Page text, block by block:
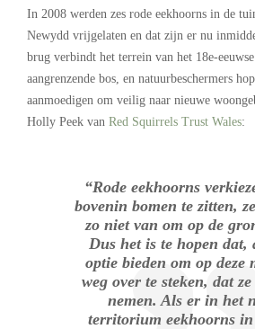
In 2008 werden zes rode eekhoorns in de
Newydd vrijgelaten en dat zijn er nu
brug verbindt het terrein van het 18e-
aangrenzende bos, en natuurbeschermers
aanmoedigen om veilig naar nieuwe
Holly Peek van Red Squirrels Trust Wales:
“Rode eekhoorns
bovenin bomen te zitten,
zo niet van om op de
Dus het is te hopen dat,
optie bieden om op deze
weg over te steken, dat
nemen. Als er in het
territorium eekhoorns